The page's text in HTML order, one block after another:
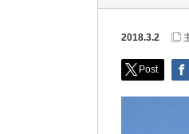
2018.3.2
Post